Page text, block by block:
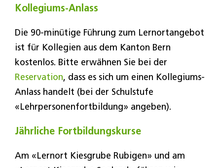
Kollegiums-Anlass
Die 90-minütige Führung zum Lernortangebot
ist für Kollegien aus dem Kanton Bern
kostenlos. Bitte erwähnen Sie bei der
Reservation, dass es sich um einen Kollegiums-
Anlass handelt (bei der Schulstufe
«Lehrpersonenfortbildung» angeben).
Jährliche Fortbildungskurse
Am «Lernort Kiesgrube Rubigen» und am